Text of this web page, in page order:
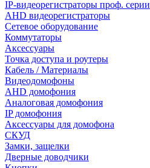
IP-видеорегистраторы проф. серии
AHD видеорегистраторы
Сетевое оборудование
Коммутаторы
Аксессуары
Точка доступа и роутеры
Кабель / Материалы
Видеодомофоны
AHD домофония
Аналоговая домофония
IP домофония
Аксессуары для домофона
СКУД
Замки, защелки
Дверные доводчики